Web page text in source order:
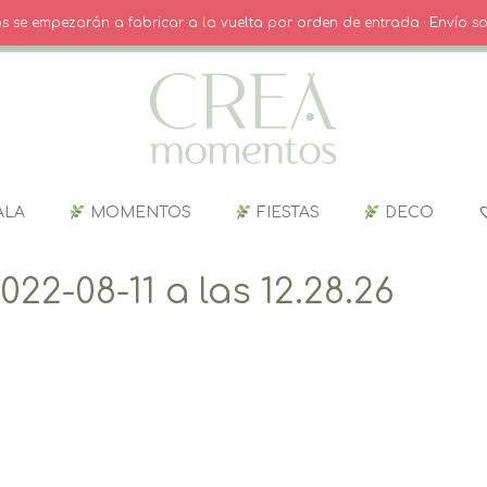
· INICIO SESIÓN / REGISTRO CARRITO
MOMENTOS FIESTAS DECO
08-11 a las 12.28.26
empezarán a fabricar a la vuelta por orden de entrada · Envío